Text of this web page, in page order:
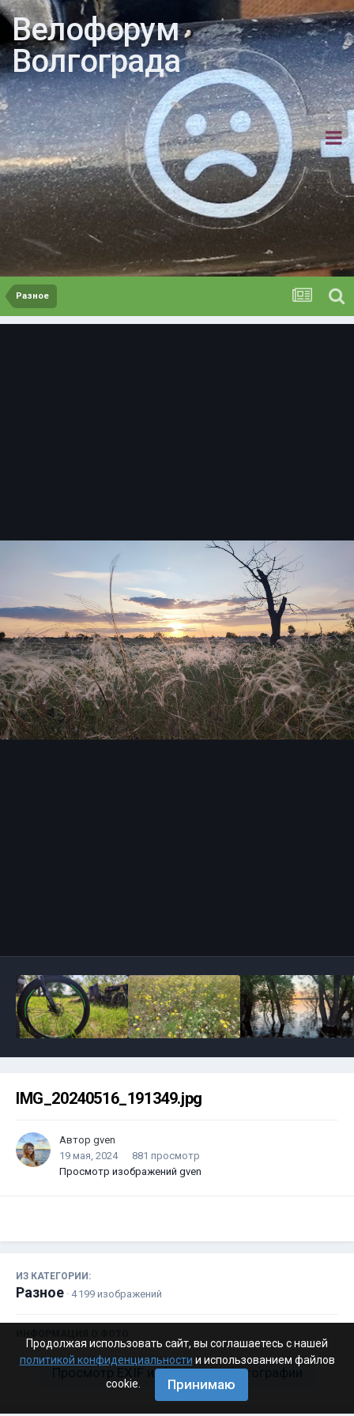
Велофорум
Волгограда
Разное
IMG_20240516_191349.jpg
Автор gven
19 мая, 2024
881 просмотр
Просмотр изображений gven
ИЗ КАТЕГОРИИ:
Разное · 4 199 изображений
Просмотр EXIF информации фотографии
Продолжая использовать сайт, вы соглашаетесь с нашей
политикой конфиденциальности и использованием файлов
cookie.
Принимаю